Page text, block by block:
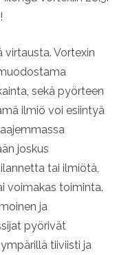
Vortexin
sekä pyörteen
ilmiö voi esiintyä
joskus
tai ilmiötä,
voimakas toiminta.
ja
pyörivät
tiiviisti ja